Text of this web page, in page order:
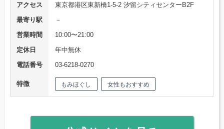
アクセス
東京都港区東新橋1-5-2 汐留シティセンターB2F
最寄り駅
－
営業時間
10:00〜21:00
定休日
年中無休
電話番号
03-6218-0270
特徴 もみほぐし 女性もおすすめ